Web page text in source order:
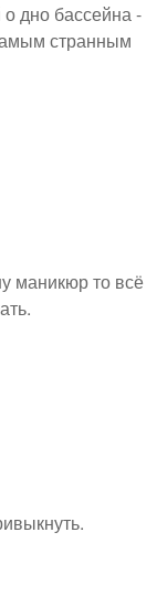
дно бассейна -
странным
маникюр то всё